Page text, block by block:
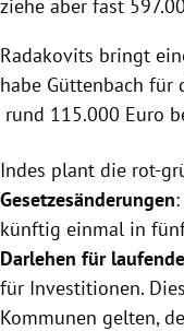
ziehe aber fast
Radakovits bringt
habe Güttenbach für
rund 115.000 Euro
Indes plant die rot-
Gesetzesänderungen
künftig einmal in
Darlehen für
für Investitionen.
Kommunen gelten,